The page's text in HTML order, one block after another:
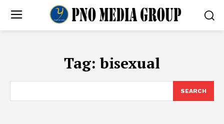
Tag:bisexual
SEARCH